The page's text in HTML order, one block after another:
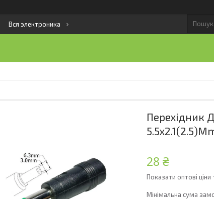
Вся электроника
Перехідник
28 ₴
Показати оптові ціни
Мінімальна сума